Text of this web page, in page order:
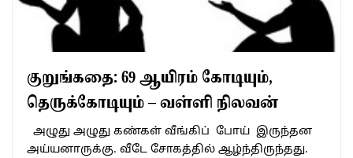
குறுங்கதை: 69 ஆயிரம் கோடியும்,
தெருக்கோடியும் – வள்ளி நிலவன்
அழுது அழுது கண்கள் வீங்கிப் போய் இருந்தன
அய்யனாருக்கு. வீடே சோகத்தில் ஆழ்ந்திருந்தது.